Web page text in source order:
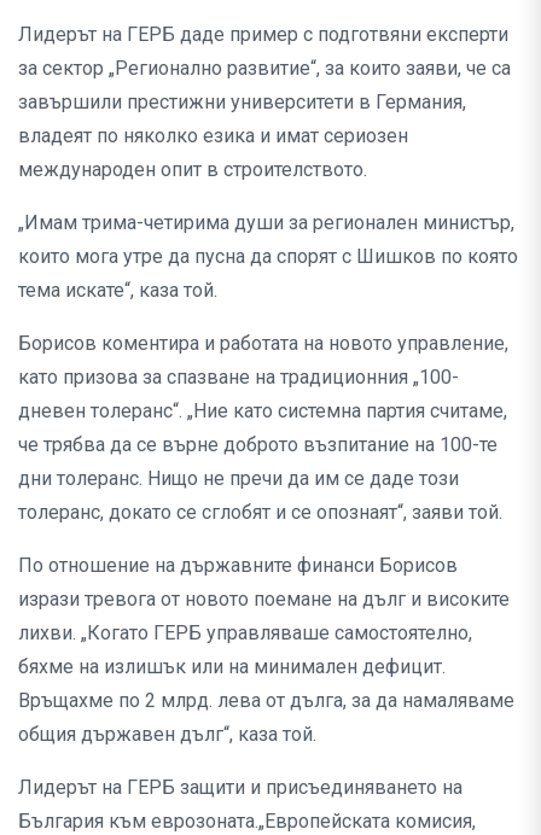
Лидерът на ГЕРБ даде пример с подготвяни експерти
за сектор „Регионално развитие“, за които заяви, че са
завършили престижни университети в Германия,
владеят по няколко езика и имат сериозен
международен опит в строителството.
„Имам трима-четирима души за регионален министър,
които мога утре да пусна да спорят с Шишков по която
тема искате“, каза той.
Борисов коментира и работата на новото управление,
като призова за спазване на традиционния „100-
дневен толеранс“. „Ние като системна партия считаме,
че трябва да се върне доброто възпитание на 100-те
дни толеранс. Нищо не пречи да им се даде този
толеранс, докато се сглобят и се опознаят“, заяви той.
По отношение на държавните финанси Борисов
изрази тревога от новото поемане на дълг и високите
лихви. „Когато ГЕРБ управляваше самостоятелно,
бяхме на излишък или на минимален дефицит.
Връщахме по 2 млрд. лева от дълга, за да намаляваме
общия държавен дълг“, каза той.
Лидерът на ГЕРБ защити и присъединяването на
България към еврозоната.„Европейската комисия,